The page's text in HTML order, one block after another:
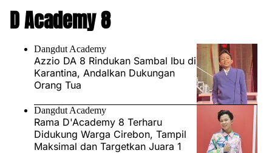
D Academy 8
Dangdut Academy
Azzio DA 8 Rindukan Sambal Ibu di
Karantina, Andalkan Dukungan
Orang Tua
Dangdut Academy
Rama D'Academy 8 Terharu
Didukung Warga Cirebon, Tampil
Maksimal dan Targetkan Juara 1